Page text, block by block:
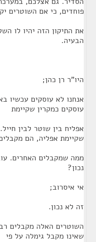
פוחדים, כי אם השוטרים
את התיקון הזה יהיו לו
הבעיה.
היו"ר רן כהן;
אנחנו לא עוסקים עכשיו
עוסקים כמקרין שקיימת
אפליח בין שוטר לבין
שקיימת אפליה, הם
ממה שמקבלים האחרים.
נכון?
אי איסרוב;
זה לא נכון.
השוטרים האלה מקבלים
שאינו מקבל גימלה על פי